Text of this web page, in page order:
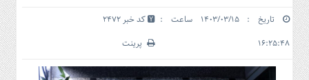
سرمایه
و
بورس
تاریخ : ۱۴۰۳/۰۳/۱۵ ساعت :
۱۶:۲۵:۴۸
کد خبر 2472
پرینت